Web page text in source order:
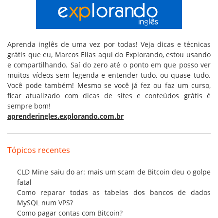
Aprenda inglês de uma vez por todas! Veja dicas e técnicas
grátis que eu, Marcos Elias aqui do Explorando, estou usando
e compartilhando. Saí do zero até o ponto em que posso ver
muitos vídeos sem legenda e entender tudo, ou quase tudo.
Você pode também! Mesmo se você já fez ou faz um curso,
ficar atualizado com dicas de sites e conteúdos grátis é
sempre bom!
aprenderingles.explorando.com.br
Tópicos recentes
CLD Mine saiu do ar: mais um scam de Bitcoin deu o golpe
fatal
Como reparar todas as tabelas dos bancos de dados
MySQL num VPS?
Como pagar contas com Bitcoin?